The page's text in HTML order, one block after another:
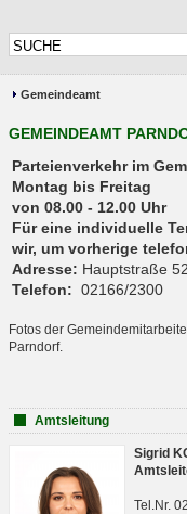
Gemeindeamt
GEMEINDEAMT
Parteienverkehr
Montag bis Freitag
von 08.00 - 12.00 Uhr
Für eine individuelle
wir, um vorherige
Adresse: Hauptstraße
Telefon: 02166/2300
Fotos der
Parndorf.
Amtsleitung
Sigrid
Tel.Nr.